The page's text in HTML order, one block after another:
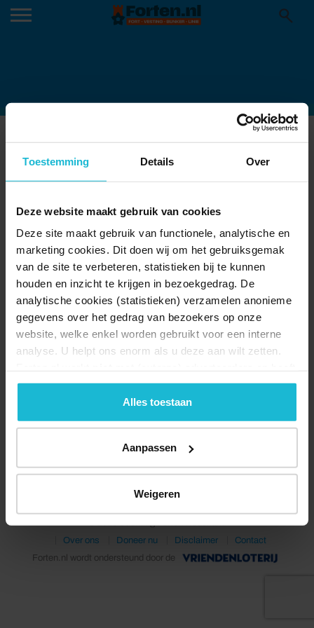
Toestemming Details Over
Deze website maakt gebruik van cookies
Deze site maakt gebruik van functionele, analytische en
marketing cookies. Dit doen wij om het gebruiksgemak
van de site te verbeteren, statistieken bij te kunnen
houden en inzicht te krijgen in bezoekgedrag. De
analytische cookies (statistieken) verzamelen anonieme
gegevens over het gedrag van bezoekers op onze
website, welke enkel worden gebruikt voor een interne
analyse. U helpt ons enorm als u deze aan wilt zetten.
geen commerciële doelstelling. U kunt deze cookies via
de knoppen accepteren, beheren of weigeren.
Alles toestaan
Aanpassen
Weigeren
© 2026 Stichting Forten Nederland
Over ons
Doneer nu Disclaimer
Contact
Forten.nl wordt ondersteund door de